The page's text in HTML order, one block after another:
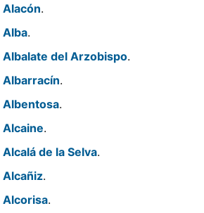
Alacón.
Alba.
Albalate del Arzobispo.
Albarracín.
Albentosa.
Alcaine.
Alcalá de la Selva.
Alcañiz.
Alcorisa.